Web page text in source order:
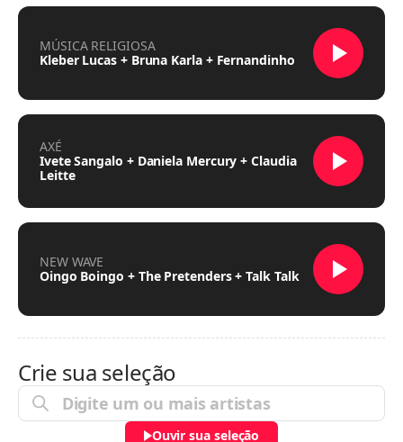
MÚSICA RELIGIOSA
Kleber Lucas + Bruna Karla + Fernandinho
AXÉ
Ivete Sangalo + Daniela Mercury + Claudia
Leitte
NEW WAVE
Oingo Boingo + The Pretenders + Talk Talk
Crie sua seleção
Ouvir sua seleção